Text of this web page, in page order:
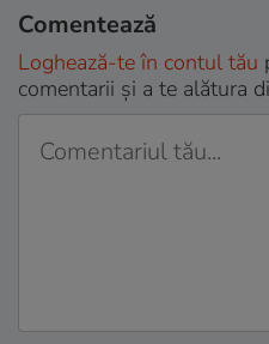
Comentează
Loghează-te în contul tău
comentarii și a te alătura